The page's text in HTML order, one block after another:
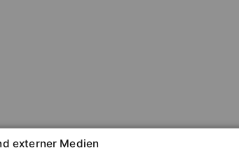
externer Medien